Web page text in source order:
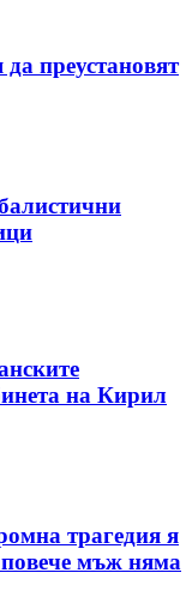
преустановят
на Кирил
трагедия я
повече мъж няма